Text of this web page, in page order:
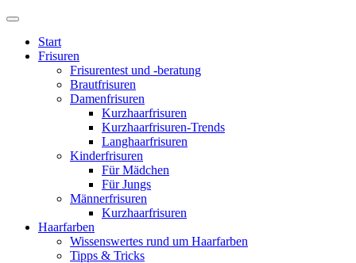
Start
Frisuren
Frisurentest und -beratung
Brautfrisuren
Damenfrisuren
Kurzhaarfrisuren
Kurzhaarfrisuren-Trends
Langhaarfrisuren
Kinderfrisuren
Für Mädchen
Für Jungs
Männerfrisuren
Kurzhaarfrisuren
Haarfarben
Wissenswertes rund um Haarfarben
Tipps & Tricks